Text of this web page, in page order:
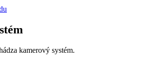
kamerový systém.